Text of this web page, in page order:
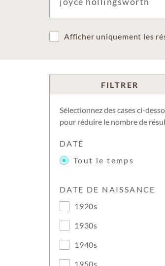
Afficher uniquement les
FILTRER
Sélectionnez des cases ci-
pour réduire le nombre de
DATE
Tout le temps
DATE DE NAISSANCE
1920s
1930s
1940s
1950s